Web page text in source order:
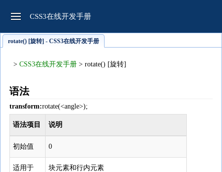
CSS3在线开发手册
rotate() [旋转] - CSS3在线开发手册
> CSS3在线开发手册 > rotate() [旋转]
语法
transform:rotate(<angle>);
语法项目 说明
初始值 0
适用于 块元素和行内元素